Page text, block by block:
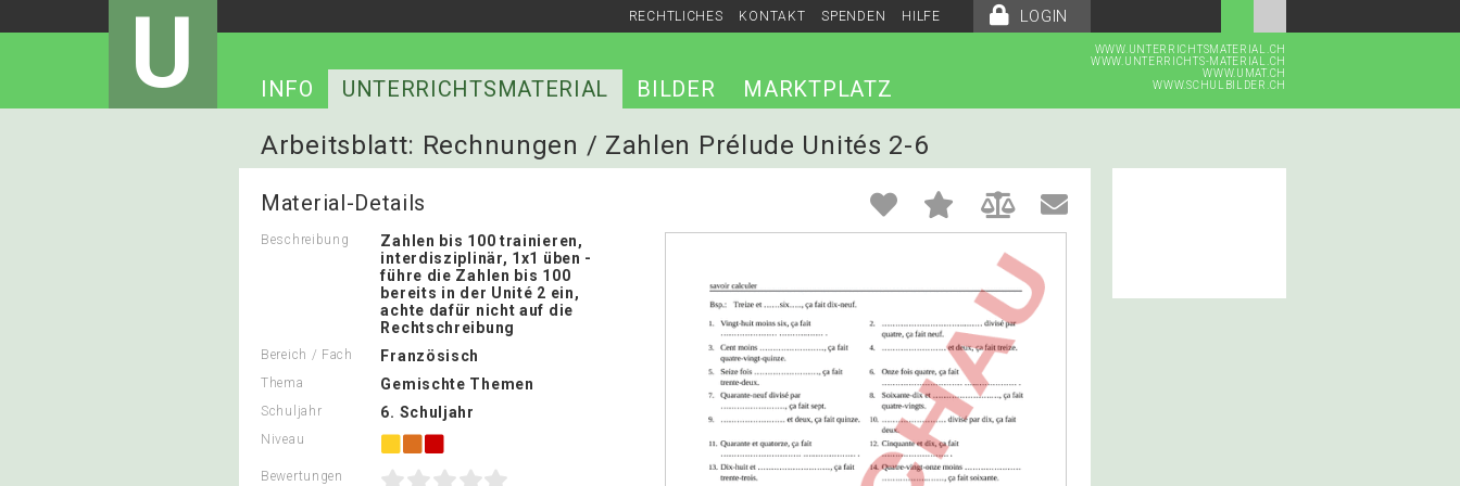
LOGIN
RECHTLICHES KONTAKT SPENDEN HILFE
U
WWW.UNTERRICHTSMATERIAL.CH
WWW.UNTERRICHTS-MATERIAL.CH
WWW.UMAT.CH
WWW.SCHULBILDER.CH
INFO UNTERRICHTSMATERIAL BILDER MARKTPLATZ
Arbeitsblatt: Rechnungen / Zahlen Prélude Unités 2-6
Material-Details
Beschreibung
Zahlen bis 100 trainieren,
interdisziplinär, 1x1 üben -
führe die Zahlen bis 100
bereits in der Unité 2 ein,
achte dafür nicht auf die
Rechtschreibung
Bereich / Fach Französisch
Thema Gemischte Themen
Schuljahr 6. Schuljahr
Niveau
Bewertungen